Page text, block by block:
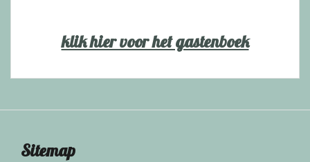
klik hier voor het gastenboek
Sitemap